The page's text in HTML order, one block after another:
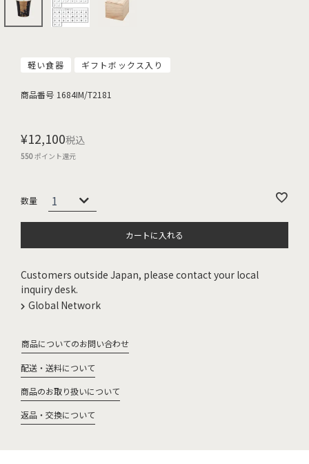
軽い食器 ギフトボックス入り
商品番号 1684IM/T2181
¥12,100税込
550ポイント還元
カートに入れる
Customers outside Japan, please contact your local
inquiry desk.
Global Network
商品についてのお問い合わせ
配送・送料について
商品のお取り扱いについて
返品・交換について